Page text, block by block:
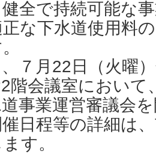
全で持続可能な
な下水道使用料
７月22日（火曜
階会議室において
事業運営審議会
日程等の詳細は
す。